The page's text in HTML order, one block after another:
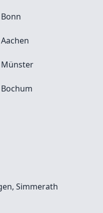
Bonn
Aachen
Münster
Bochum
, Simmerath